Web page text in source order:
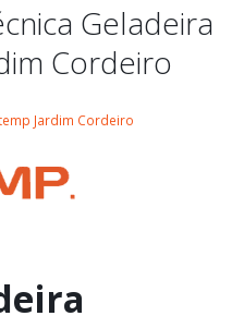
Geladeira
Cordeiro
Jardim Cordeiro